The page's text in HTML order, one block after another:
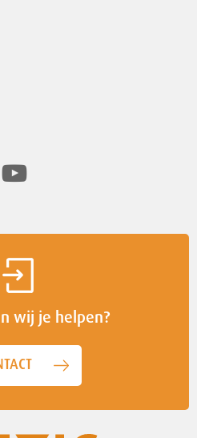
wij je helpen?